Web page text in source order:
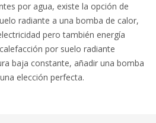
por agua, existe la opción de
radiante a una bomba de calor,
pero también energía
por suelo radiante
baja constante, añadir una bomba
elección perfecta.